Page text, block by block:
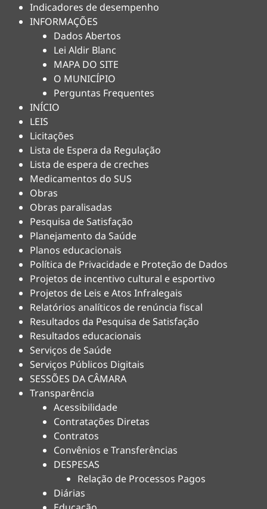
Indicadores de desempenho
INFORMAÇÕES
Dados Abertos
Lei Aldir Blanc
MAPA DO SITE
O MUNICÍPIO
Perguntas Frequentes
INÍCIO
LEIS
Licitações
Lista de Espera da Regulação
Lista de espera de creches
Medicamentos do SUS
Obras
Obras paralisadas
Pesquisa de Satisfação
Planejamento da Saúde
Planos educacionais
Política de Privacidade e Proteção de Dados
Projetos de incentivo cultural e esportivo
Projetos de Leis e Atos Infralegais
Relatórios analíticos de renúncia fiscal
Resultados da Pesquisa de Satisfação
Resultados educacionais
Serviços de Saúde
Serviços Públicos Digitais
SESSÕES DA CÂMARA
Transparência
Acessibilidade
Contratações Diretas
Contratos
Convênios e Transferências
DESPESAS
Relação de Processos Pagos
Diárias